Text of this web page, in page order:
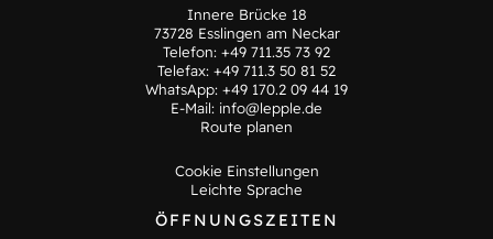
Innere Brücke 18
73728 Esslingen am Neckar
Telefon: +49 711.35 73 92
Telefax: +49 711.3 50 81 52
WhatsApp: +49 170.2 09 44 19
E-Mail: info@lepple.de
Route planen
Cookie Einstellungen
Leichte Sprache
ÖFFNUNGSZEITEN